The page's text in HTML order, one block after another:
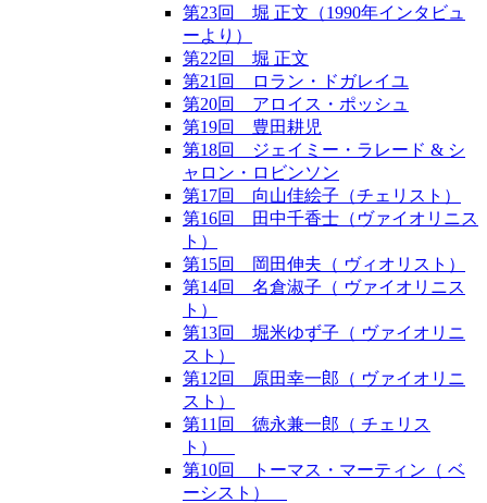
第23回 堀 正文（1990年インタビュ
ーより）
第22回 堀 正文
第21回 ロラン・ドガレイユ
第20回 アロイス・ポッシュ
第19回 豊田耕児
第18回 ジェイミー・ラレード & シ
ャロン・ロビンソン
第17回 向山佳絵子（チェリスト）
第16回 田中千香士（ヴァイオリニス
ト）
第15回 岡田伸夫（ ヴィオリスト）
第14回 名倉淑子（ ヴァイオリニス
ト）
第13回 堀米ゆず子（ ヴァイオリニ
スト）
第12回 原田幸一郎（ ヴァイオリニ
スト）
第11回 徳永兼一郎（ チェリス
ト）
第10回 トーマス・マーティン（ ベ
ーシスト）